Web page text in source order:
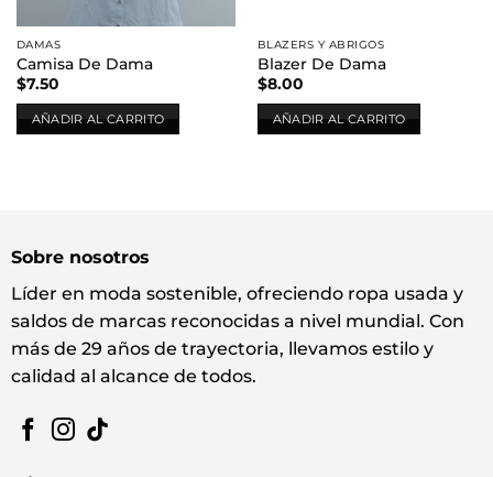
DAMAS
Camisa De Dama
$7.50
AÑADIR AL CARRITO
BLAZERS Y ABRIGOS
Blazer De Dama
$8.00
AÑADIR AL CARRITO
Sobre nosotros
Líder en moda sostenible, ofreciendo ropa usada y
saldos de marcas reconocidas a nivel mundial. Con
más de 29 años de trayectoria, llevamos estilo y
calidad al alcance de todos.